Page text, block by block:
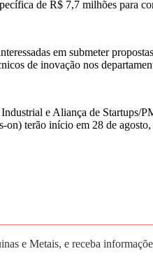
de R$ 7,7 milhões para
em submeter
de inovação nos
e Aliança de Startups/
terão início em 28 de
e Metais, e receba